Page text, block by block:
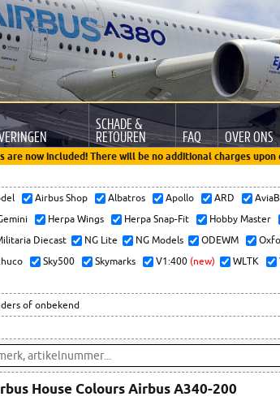
SCHADE &
RETOUREN FAQ OVER ONS
are now included! There will be no additional charges upon
Airbus Shop Albatros Apollo ARD
Herpa Wings Herpa Snap-Fit Hobby Master
Diecast NG Lite NG Models ODEWM
Sky500 Skymarks V1:400 (new) WLTK
of onbekend
House Colours Airbus A340-200